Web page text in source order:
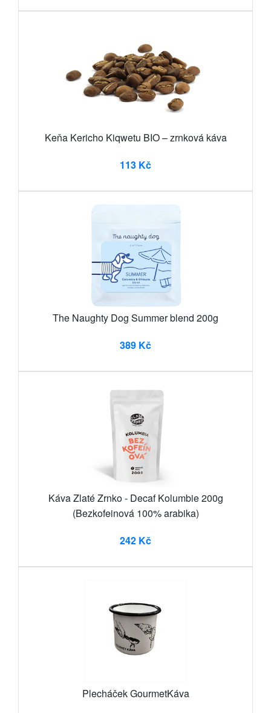
Keňa Kericho Kiqwetu BIO – zrnková káva
113 Kč
The Naughty Dog Summer blend 200g
389 Kč
Káva Zlaté Zrnko - Decaf Kolumbie 200g
(Bezkofeinová 100% arabika)
242 Kč
Plecháček GourmetKáva